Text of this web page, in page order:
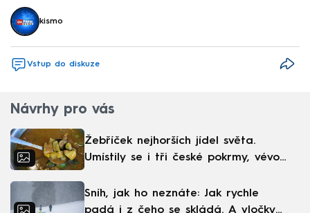
kismo
Vstup do diskuze
Návrhy pro vás
Žebříček nejhorších jídel světa.
Umístily se i tři české pokrmy, vévodí
Sníh, jak ho neznáte: Jak rychle
padá i z čeho se skládá. A vločky